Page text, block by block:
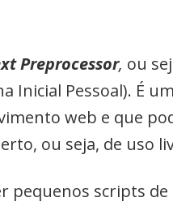
Preprocessor, ou
Inicial Pessoal). É
web e que
ou seja, de uso
pequenos scripts